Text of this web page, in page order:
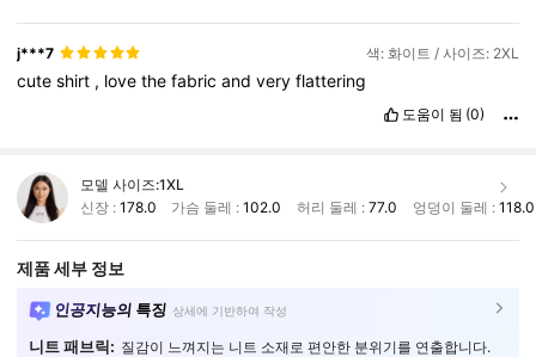
j***7 색: 화이트 / 사이즈: 2XL
cuteshirt , lovethefabricandveryflattering
도움이 됨 (0)
모델 사이즈:1XL
신장 : 178.0 가슴 둘레 :102.0 허리 둘레 : 77.0 엉덩이 둘레 : 118.0
제품 세부 정보
인공지능의 특징 상세에 기반하여 작성
니트 패브릭: 질감이 느껴지는 니트 소재로 편안한 분위기를 연출합니다.